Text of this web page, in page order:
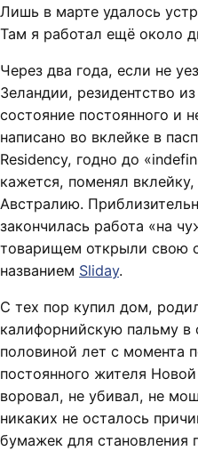
Лишь в марте удалось
Там я работал ещё около
Через два года, если не
Зеландии, резидентство
состояние постоянного и
написано во вклейке в
Residency, годно до
кажется, поменял
Австралию.
закончилась работа «на
товарищем открыли свою
названием Sliday.
С тех пор купил дом,
калифорнийскую пальму в
половиной лет с момента
постоянного жителя
воровал, не убивал, не
никаких не осталось
бумажек для становления